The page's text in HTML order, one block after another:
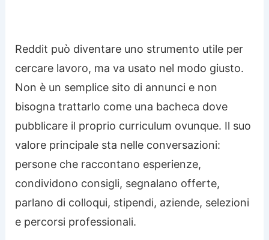
Reddit può diventare uno strumento utile per
cercare lavoro, ma va usato nel modo giusto.
Non è un semplice sito di annunci e non
bisogna trattarlo come una bacheca dove
pubblicare il proprio curriculum ovunque. Il suo
valore principale sta nelle conversazioni:
persone che raccontano esperienze,
condividono consigli, segnalano offerte,
parlano di colloqui, stipendi, aziende, selezioni
e percorsi professionali.